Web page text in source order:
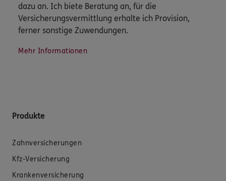
dazu an. Ich biete Beratung an, für die
Versicherungsvermittlung erhalte ich Provision,
ferner sonstige Zuwendungen.
Mehr Informationen
Produkte
Zahnversicherungen
Kfz-Versicherung
Krankenversicherung